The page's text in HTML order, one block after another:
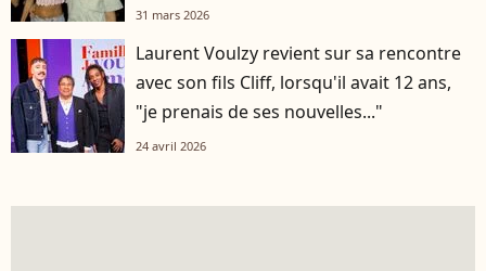
31 mars 2026
Laurent Voulzy revient sur sa rencontre
avec son fils Cliff, lorsqu'il avait 12 ans,
"je prenais de ses nouvelles..."
24 avril 2026